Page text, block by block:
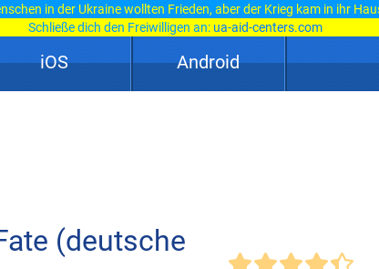
in der Ukraine wollten Frieden, aber der Krieg kam in ihr
Schließe dich den Freiwilligen an: ua-aid-centers.com
iOS Android
(deutsche